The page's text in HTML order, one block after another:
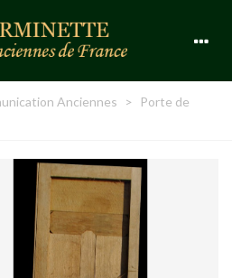
Anciennes >
Porte de